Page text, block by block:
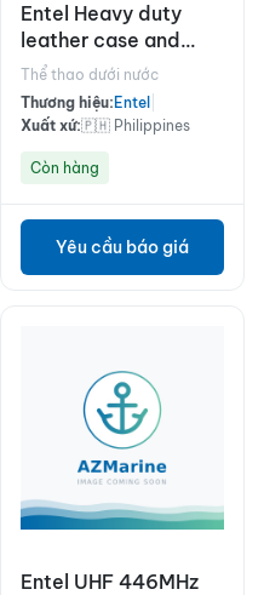
Entel Heavy duty
leather case and
strap with belt loop
for non-display
radios
Thể thao dưới nước
Thương hiệu: Entel
Xuất xứ:🇵🇭 Philippines
Còn hàng
Yêu cầu báo giá
Entel UHF 446MHz